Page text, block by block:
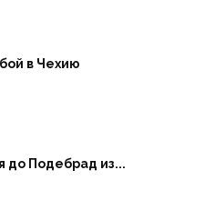
в Чехию
до Подебрад из...